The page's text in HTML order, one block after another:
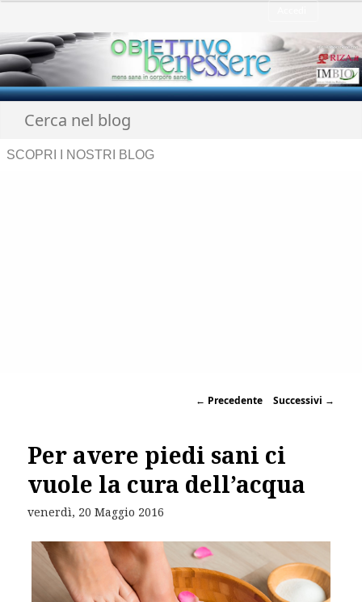
← Precedente Successivi →
Per avere piedi sani ci
vuole la cura dell’acqua
venerdì, 20 Maggio 2016